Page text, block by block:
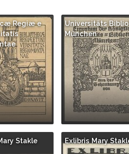
Regiæ e
Universitäts
München
Stakle Exlibris Mary